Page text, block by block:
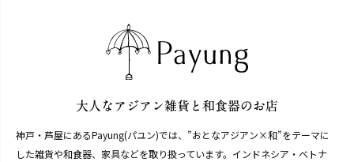
神戸・芦屋にあるPayung(パユン)では、”おとなアジアン×和”をテーマに
した雑貨や和食器、家具などを取り扱っています。インドネシア・ベトナ